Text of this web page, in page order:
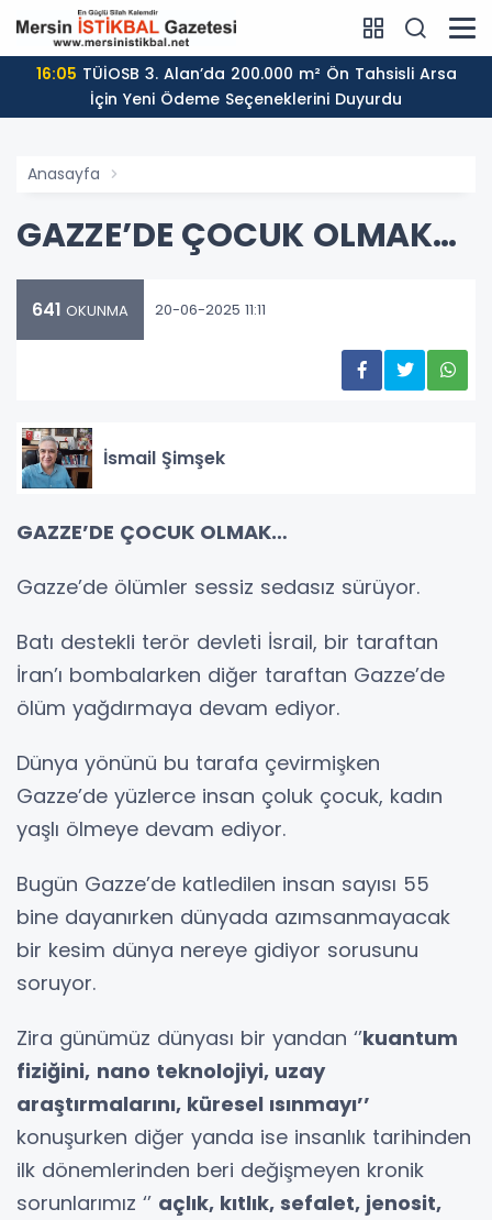
16:05
İçin Yeni Ödeme Seçeneklerini Duyurdu
Anasayfa
GAZZE’DE ÇOCUK OLMAK…
641 OKUNMA 20-06-2025 11:11
İsmail Şimşek
GAZZE’DE ÇOCUK OLMAK…
Gazze’de ölümler sessiz sedasız sürüyor.
Batı destekli terör devleti İsrail, bir taraftan
İran’ı bombalarken diğer taraftan Gazze’de
ölüm yağdırmaya devam ediyor.
Dünya yönünü bu tarafa çevirmişken
Gazze’de yüzlerce insan çoluk çocuk, kadın
yaşlı ölmeye devam ediyor.
Bugün Gazze’de katledilen insan sayısı 55
bine dayanırken dünyada azımsanmayacak
bir kesim dünya nereye gidiyor sorusunu
soruyor.
Zira günümüz dünyası bir yandan ‘’kuantum
fiziğini, nano teknolojiyi, uzay
araştırmalarını, küresel ısınmayı’’
konuşurken diğer yanda ise insanlık tarihinden
ilk dönemlerinden beri değişmeyen kronik
sorunlarımız ‘’ açlık, kıtlık, sefalet, jenosit,